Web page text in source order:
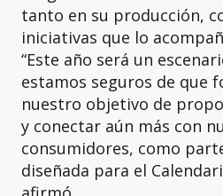
tanto en su producción,
iniciativas que lo
“Este año será un
estamos seguros de que
nuestro objetivo de
y conectar aún más con
consumidores, como
diseñada para el